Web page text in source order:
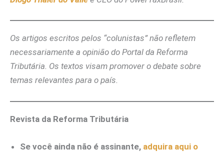
Os artigos escritos pelos “colunistas” não refletem
necessariamente a opinião do Portal da Reforma
Tributária. Os textos visam promover o debate sobre
temas relevantes para o país.
Revista da Reforma Tributária
Se você ainda não é assinante, adquira aqui o